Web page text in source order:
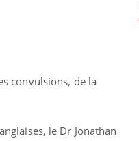
convulsions, de la
le Dr Jonathan